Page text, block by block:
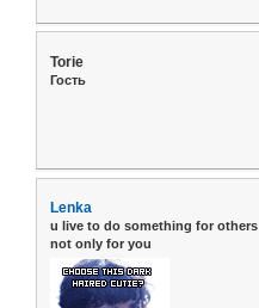
Torie
Гость
Lenka
u live to do something for others
not only for you